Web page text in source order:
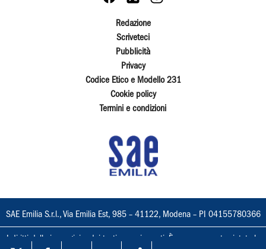
Redazione
Scriveteci
Pubblicità
Privacy
Codice Etico e Modello 231
Cookie policy
Termini e condizioni
SAE Emilia S.r.l., Via Emilia Est, 985 – 41122, Modena – PI 04155780366
I diritti delle immagini e dei testi sono riservati. È espressamente vietata la